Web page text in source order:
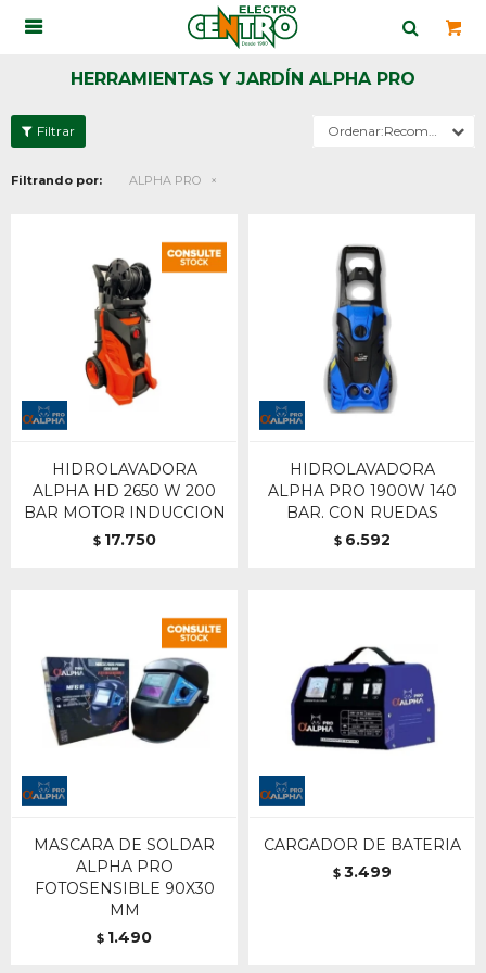

HERRAMIENTAS Y JARDÍN ALPHA PRO
Recomendados
Filtrando por: ALPHA PRO
HIDROLAVADORA
ALPHA HD 2650 W 200
BAR MOTOR INDUCCION
$ 17.750
HIDROLAVADORA
ALPHA PRO 1900W 140
BAR. CON RUEDAS
$ 6.592
MASCARA DE SOLDAR
ALPHA PRO
FOTOSENSIBLE 90X30
MM
$ 1.490
CARGADOR DE BATERIA
$ 3.499